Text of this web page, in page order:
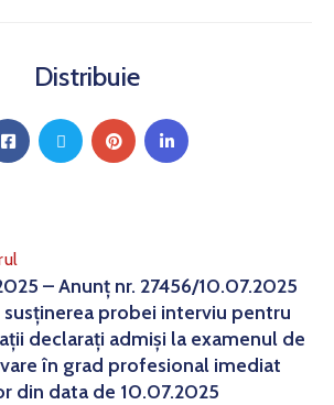
Distribuie
– Anunț nr. 27456/10.07.2025
probei interviu pentru
declarați admiși la examenul de
în grad profesional imediat
din data de 10.07.2025